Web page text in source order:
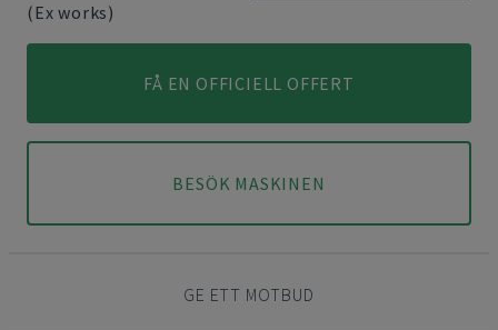
(Ex works)
FÅ EN OFFICIELL OFFERT
BESÖK MASKINEN
GE ETT MOTBUD